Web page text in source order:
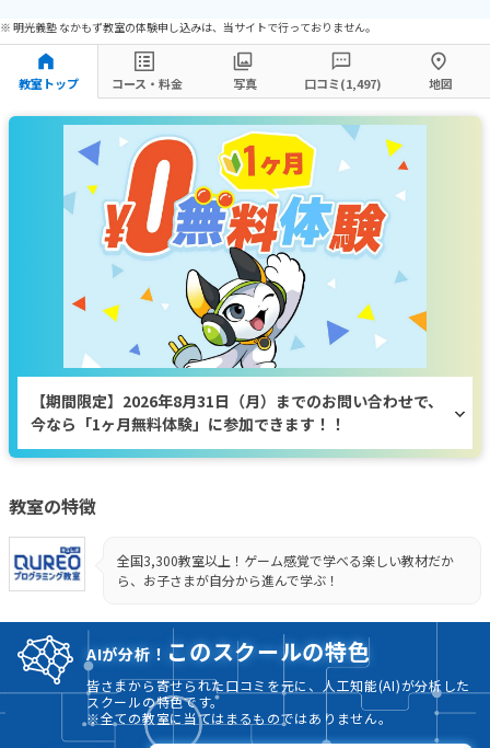
※ 明光義塾 なかもず教室の体験申し込みは、当サイトで行っておりません。
教室トップ コース・料金 写真 口コミ(1,497) 地図
【期間限定】2026年8月31日（月）までのお問い合わせで、
今なら「1ヶ月無料体験」に参加できます！！
教室の特徴
全国3,300教室以上！ゲーム感覚で学べる楽しい教材だか
ら、お子さまが自分から進んで学ぶ！
AIが分析！ このスクールの特色
皆さまから寄せられた口コミを元に、人工知能(AI)が分析した
スクールの特色です。
※全ての教室に当てはまるものではありません。